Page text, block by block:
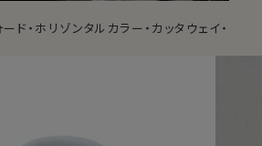
ド・ホリゾンタルカラー・カッタウェイ・